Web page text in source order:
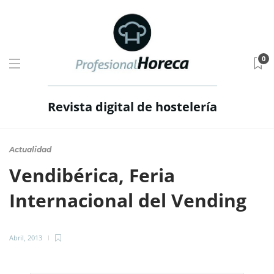
Revista digital de hostelería
0
Actualidad
Vendibérica, Feria
Internacional del Vending
Abril, 2013